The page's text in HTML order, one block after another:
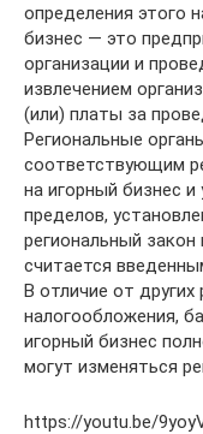
определения этого
бизнес — это
организации и
извлечением
(или) платы за
Региональные
соответствующим
на игорный бизнес и
пределов,
региональный закон
считается
В отличие от других
налогообложения,
игорный бизнес
могут изменяться
https://youtu.be/